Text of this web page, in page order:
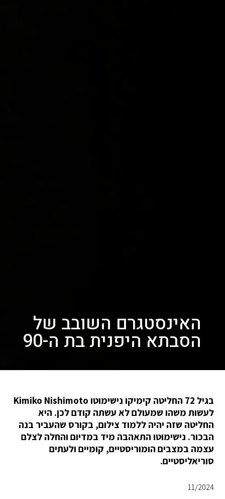
האינסטגרם השובב של
הסבתא היפנית בת ה-90
בגיל 72 החליטה קימיקו נישימוטו Kimiko Nishimoto
לעשות משהו שמעולם לא עשתה קודם לכן. היא
החליטה שזה יהיה ללמוד צילום, בקורס שהעביר בנה
הבכור. נישימוטו התאהבה מיד במדיום והחלה לצלם
עצמה במצבים הומוריסטיים, קומיים ולעתים
סוריאליסטיים.
11/2024